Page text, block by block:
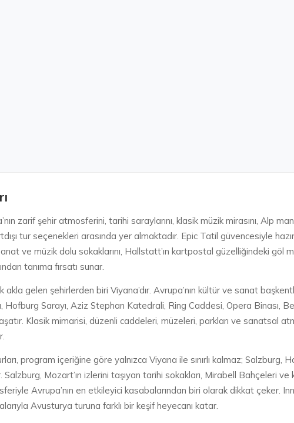
zarif şehir atmosferini, tarihi saraylarını, klasik müzik mirasını, Alp
tur seçenekleri arasında yer almaktadır. Epic Tatil güvencesiyle
ve müzik dolu sokaklarını, Hallstatt’ın kartpostal güzelliğindeki göl
tanıma fırsatı sunar.
gelen şehirlerden biri Viyana’dır. Avrupa’nın kültür ve sanat
Hofburg Sarayı, Aziz Stephan Katedrali, Ring Caddesi, Opera Binası,
Klasik mimarisi, düzenli caddeleri, müzeleri, parkları ve sanatsal
program içeriğine göre yalnızca Viyana ile sınırlı kalmaz; Salzburg,
Salzburg, Mozart’ın izlerini taşıyan tarihi sokakları, Mirabell Bahçeleri
Avrupa’nın en etkileyici kasabalarından biri olarak dikkat çeker.
Avusturya turuna farklı bir keşif heyecanı katar.